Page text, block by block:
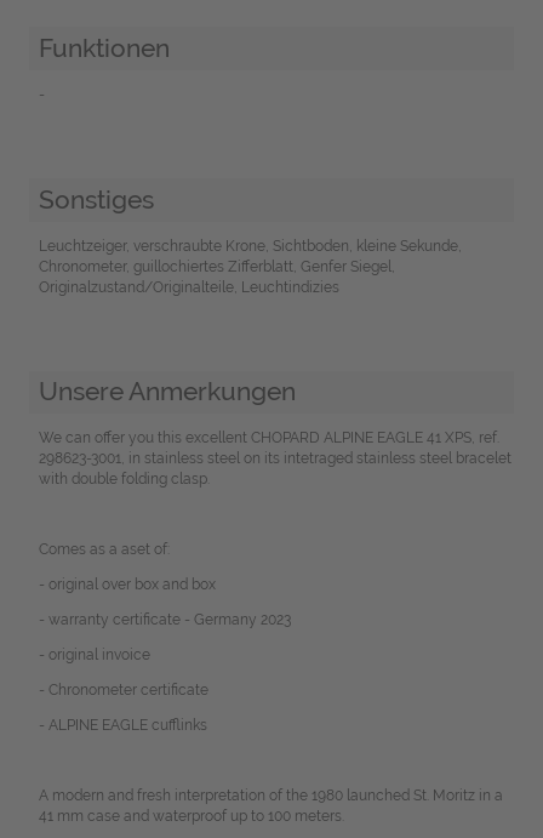
Funktionen
-
Sonstiges
Leuchtzeiger, verschraubte Krone, Sichtboden, kleine Sekunde,
Chronometer, guillochiertes Zifferblatt, Genfer Siegel,
Originalzustand/Originalteile, Leuchtindizies
Unsere Anmerkungen
We can offer you this excellent CHOPARD ALPINE EAGLE 41 XPS, ref.
298623-3001, in stainless steel on its intetraged stainless steel bracelet
with double folding clasp.
Comes as a aset of:
- original over box and box
- warranty certificate - Germany 2023
- original invoice
- Chronometer certificate
- ALPINE EAGLE cufflinks
A modern and fresh interpretation of the 1980 launched St. Moritz in a
41 mm case and waterproof up to 100 meters.